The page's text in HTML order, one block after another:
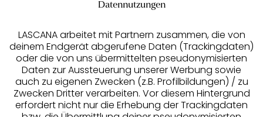
Services
Datennutzungen
LASCANA arbeitet mit Partnern zusammen, die von
deinem Endgerät abgerufene Daten (Trackingdaten)
oder die von uns übermittelten pseudonymisierten
Daten zur Aussteuerung unserer Werbung sowie
auch zu eigenen Zwecken (z.B. Profilbildungen) / zu
Zwecken Dritter verarbeiten. Vor diesem Hintergrund
erfordert nicht nur die Erhebung der Trackingdaten